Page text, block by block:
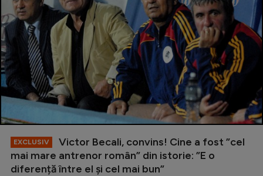
EXCLUSIV
Victor Becali, convins! Cine a fost ”cel
mai mare antrenor român” din istorie: ”E o
diferență între el și cel mai bun”